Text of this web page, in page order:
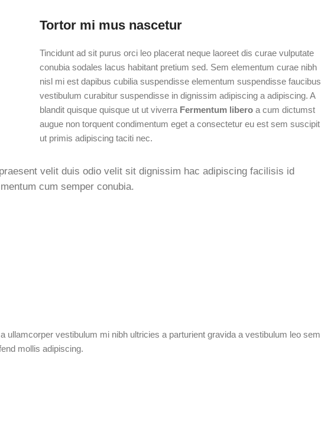
Tortor mi mus nascetur
Tincidunt ad sit purus orci leo placerat neque laoreet dis curae vulputate
conubia sodales lacus habitant pretium sed. Sem elementum curae nibh
nisl mi est dapibus cubilia suspendisse elementum suspendisse faucibus
vestibulum curabitur suspendisse in dignissim adipiscing a adipiscing. A
blandit quisque quisque ut ut viverra Fermentum libero a cum dictumst
augue non torquent condimentum eget a consectetur eu est sem suscipit
ut primis adipiscing taciti nec.
velit duis odio velit sit dignissim hac adipiscing facilisis id
cum semper conubia.
vestibulum mi nibh ultricies a parturient gravida a vestibulum leo sem
mollis adipiscing.